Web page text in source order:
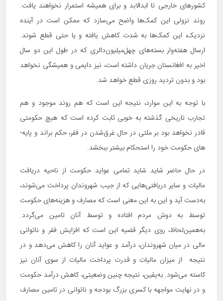
کشورهای خارجی تا ابدالابد و برای همیشه استمرار نخواهند یافت.
روند نزولی این کمک­‌ها واضح می‌سازد که ممکن است در آینده
نزدیک، این کمک­‌ها به شدت کاهش یافته و یا حتی قطع شوند.
ارسال هفته‌­وار بسته‌­های چهل‌میلیون‌دالری که در طول این دو سال
اخیر به افغانستان جریان داشته است، نیز دایمی و همیشگی نخواهد
بود و بدون تردید روزی قطع خواهد شد.
با توجه به این موارد، نتیجه این است که هم روند موجود و هم
تجارب تاریخی گذشته به خوبی ثابت کرده است که هیچ حکومتی
قادر نخواهد بود بر ملتی در حال غرق‌­شدن در فقر، حکم براند و پایه‌­
های حکومت خود را استحکام بیشتر ببخشد.
در حال حاضر شاید شاید تمامی عواید حکومت از ناحیه دریافت
مالیات و سایر دریافتی­‌هایی که از جیب شهروندان پرداخت می‌­شوند،
به‌دست آید و این به این معنی است که مصارف و هزینه­‌های حکومت
توسط به دوش مردم افتاده و توسط آنان تامین می­‌گردد.
به‌همین‌لحاظ، روی دیگر قضیه این است که افزایش فقر و ناتوانی
مالی در میان شهروندان، درآمد و عواید آنان را کاهش می‌­دهد و در
نتیجه از میزان مالیات و قدرت پرداخت مالیات از سوی آنان نیز
کاسته می‌شود. به‌یقین، نتیجه چنین وضعیتی، کاهش درآمد حکومت
و در نهایت مواجهه با کسری بزرگ بودجه و ناتوانی در تامین مصارف